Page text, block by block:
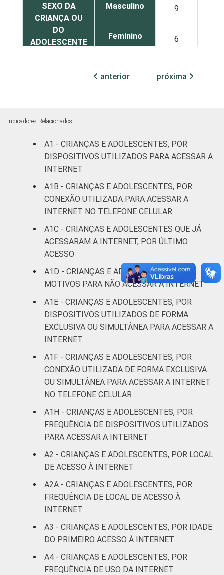
SEXO DA
CRIANÇA OU
DO
ADOLESCENTE
Masculino 9
Feminino 6
Fundamental
14
Médio ou
6
FAIXA ETÁRIA
DA CRIANÇA
OU DO
ADOLESCENTE
De 9 a 10
anos
11
De 11 a 12
anos
12
De 13 a 14
anos
5 8
De 15 a 17
anos
4
RENDA
Mais de 1
SM até 2 SM
10
Mais de 2
SM até 3 SM
Mais de 3
Não tem
renda
Não
respondeu
CLASSE
AB
anterior próxima
Indicadores Relacionados
A1 - CRIANÇAS E ADOLESCENTES, POR
DISPOSITIVOS UTILIZADOS PARA ACESSAR A
INTERNET
A1B - CRIANÇAS E ADOLESCENTES, POR
CONEXÃO UTILIZADA PARA ACESSAR A
INTERNET NO TELEFONE CELULAR
A1C - CRIANÇAS E ADOLESCENTES QUE JÁ
ACESSARAM A INTERNET, POR ÚLTIMO
ACESSO
A1D - CRIANÇAS E ADOLESCENTES, POR
MOTIVOS PARA NÃO ACESSAR A INTERNET
A1E - CRIANÇAS E ADOLESCENTES, POR
DISPOSITIVOS UTILIZADOS DE FORMA
EXCLUSIVA OU SIMULTÂNEA PARA ACESSAR A
INTERNET
A1F - CRIANÇAS E ADOLESCENTES, POR
CONEXÃO UTILIZADA DE FORMA EXCLUSIVA
OU SIMULTÂNEA PARA ACESSAR A INTERNET
NO TELEFONE CELULAR
A1H - CRIANÇAS E ADOLESCENTES, POR
FREQUÊNCIA DE DISPOSITIVOS UTILIZADOS
PARA ACESSAR A INTERNET
A2 - CRIANÇAS E ADOLESCENTES, POR LOCAL
DE ACESSO À INTERNET
A2A - CRIANÇAS E ADOLESCENTES, POR
FREQUÊNCIA DE LOCAL DE ACESSO À
INTERNET
A3 - CRIANÇAS E ADOLESCENTES, POR IDADE
DO PRIMEIRO ACESSO À INTERNET
A4 - CRIANÇAS E ADOLESCENTES, POR
FREQUÊNCIA DE USO DA INTERNET